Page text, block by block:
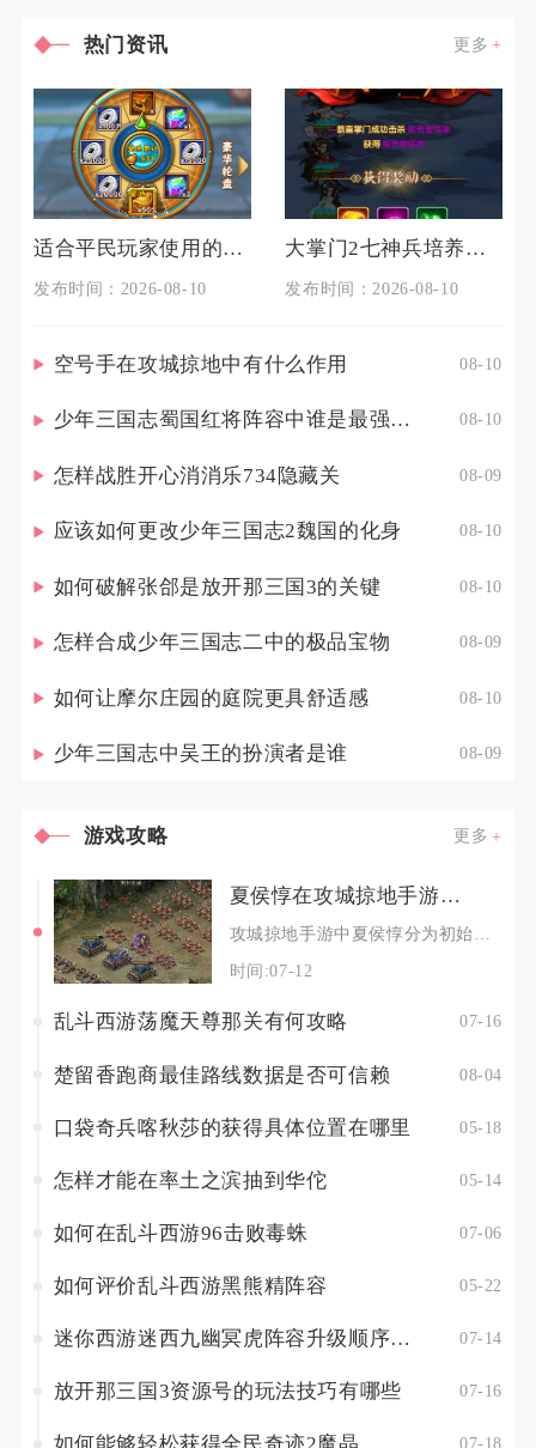
热门资讯 更多
适合平民玩家使用的前期少年三国志2阵容推荐
发布时间：2026-08-10
大掌门2七神兵培养有什么方法
发布时间：2026-08-10
空号手在攻城掠地中有什么作用 08-10
少年三国志蜀国红将阵容中谁是最强的战士 08-10
怎样战胜开心消消乐734隐藏关 08-09
应该如何更改少年三国志2魏国的化身 08-10
如何破解张郃是放开那三国3的关键 08-10
怎样合成少年三国志二中的极品宝物 08-09
如何让摩尔庄园的庭院更具舒适感 08-10
少年三国志中吴王的扮演者是谁 08-09
游戏攻略 更多
夏侯惇在攻城掠地手游中如何获取
攻城掠地手游中夏侯惇分为初始红将、高阶紫将两大形态，新手阶段可通过25级酒馆主线招募基础红
时间:07-12
乱斗西游荡魔天尊那关有何攻略 07-16
楚留香跑商最佳路线数据是否可信赖 08-04
口袋奇兵喀秋莎的获得具体位置在哪里 05-18
怎样才能在率土之滨抽到华佗 05-14
如何在乱斗西游96击败毒蛛 07-06
如何评价乱斗西游黑熊精阵容 05-22
迷你西游迷西九幽冥虎阵容升级顺序应该如何 07-14
放开那三国3资源号的玩法技巧有哪些 07-16
07-18